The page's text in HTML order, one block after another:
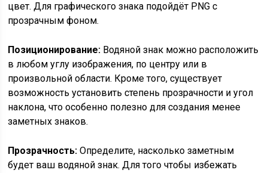
цвет. Для графического знака подойдёт PNG с
прозрачным фоном.
Позиционирование: Водяной знак можно расположить
в любом углу изображения, по центру или в
произвольной области. Кроме того, существует
возможность установить степень прозрачности и угол
наклона, что особенно полезно для создания менее
заметных знаков.
Прозрачность: Определите, насколько заметным
будет ваш водяной знак. Для того чтобы избежать